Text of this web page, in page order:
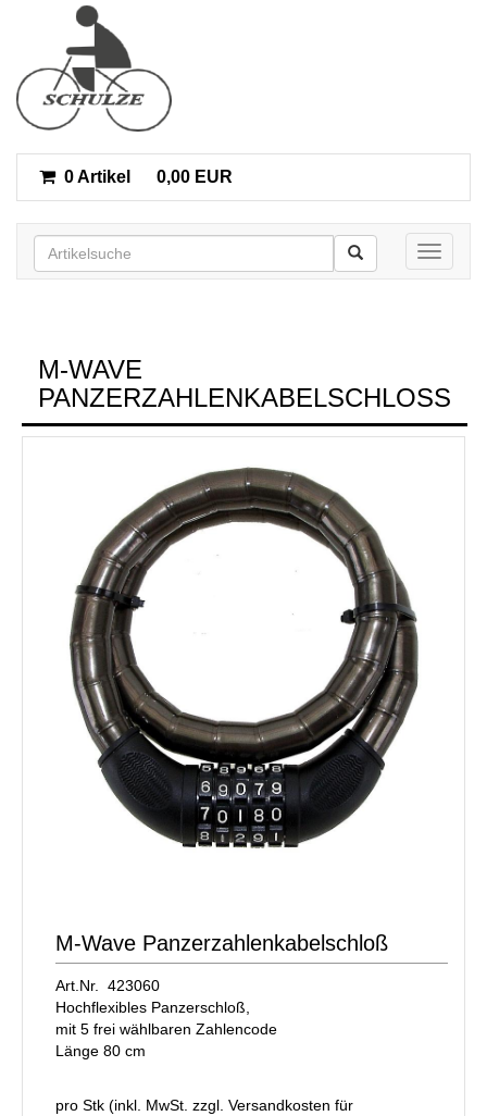
0 Artikel 0,00 EUR
Toggle
M-WAVE
PANZERZAHLENKABELSCHLOSS
M-Wave Panzerzahlenkabelschloß
Art.Nr. 423060
Hochflexibles Panzerschloß,
mit 5 frei wählbaren Zahlencode
Länge 80 cm
pro Stk (inkl. MwSt. zzgl. Versandkosten für